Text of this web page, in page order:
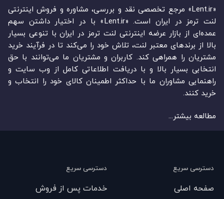
«Lent.ir» مرجع تخصصی نقد و بررسی، مشاوره و فروش اینترنتی
لنت ترمز در ایران است. «Lent.ir» با در اختیار داشتن سهم
عمده‏‌ای از بازار عرضه اینترنتی لنت ترمز در ایران با تنوعی بسیار
بالا از برندهای معتبر لنت، تلاش خود را می‌‏‏کند تا در فرآیند خرید
مشتریان را همراهی کند. کاربران و مشتریان ما می‏‏‌توانند با حق
انتخابی بسیار بالا و با دریافت اطلاعاتی کامل از وب سایت و
راهنمایی مشاوران ما با حداکثر اطمینان کالای خود را انتخاب و
خرید کنند.
مطالعه بیشتر...
دسترسی سریع
صفحه اصلی
دسترسی سریع
خدمات پس از فروش